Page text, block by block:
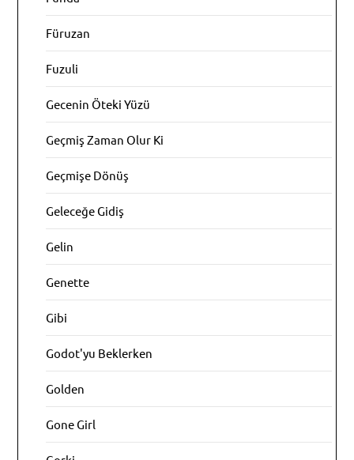
Füruzan
Fuzuli
Gecenin Öteki Yüzü
Geçmiş Zaman Olur Ki
Geçmişe Dönüş
Geleceğe Gidiş
Gelin
Genette
Gibi
Godot'yu Beklerken
Golden
Gone Girl